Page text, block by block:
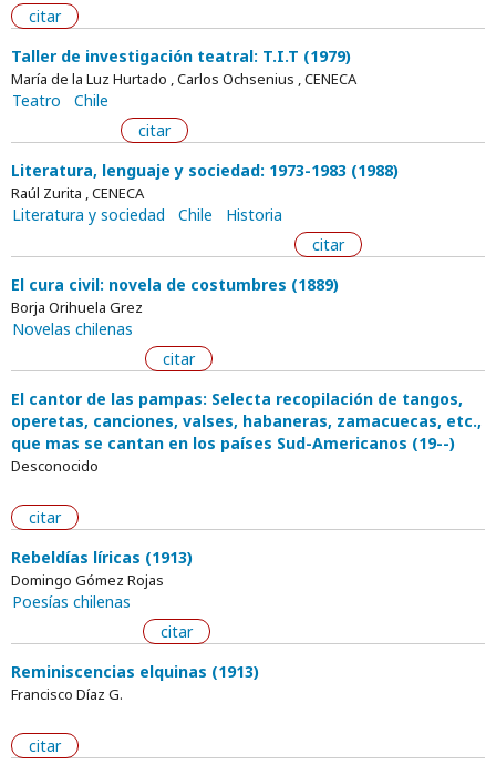
citar
Taller de investigación teatral: T.I.T (1979)
María de la Luz Hurtado , Carlos Ochsenius , CENECA
Teatro
Chile
citar
Literatura, lenguaje y sociedad: 1973-1983 (1988)
Raúl Zurita , CENECA
Literatura y sociedad Chile
Historia
citar
El cura civil: novela de costumbres (1889)
Borja Orihuela Grez
Novelas chilenas
citar
El cantor de las pampas: Selecta recopilación de tangos,
operetas, canciones, valses, habaneras, zamacuecas, etc.,
que mas se cantan en los países Sud-Americanos (19--)
Desconocido
citar
Rebeldías líricas (1913)
Domingo Gómez Rojas
Poesías chilenas
citar
Reminiscencias elquinas (1913)
Francisco Díaz G.
citar